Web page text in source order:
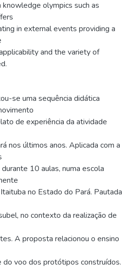
olympics such as
in external events providing a
and the variety of
se uma sequência didática
de experiência da atividade
nos últimos anos. Aplicada com a
10 aulas, numa escola
no Estado do Pará. Pautada
no contexto da realização de
A proposta relacionou o ensino
do voo dos protótipos construídos.